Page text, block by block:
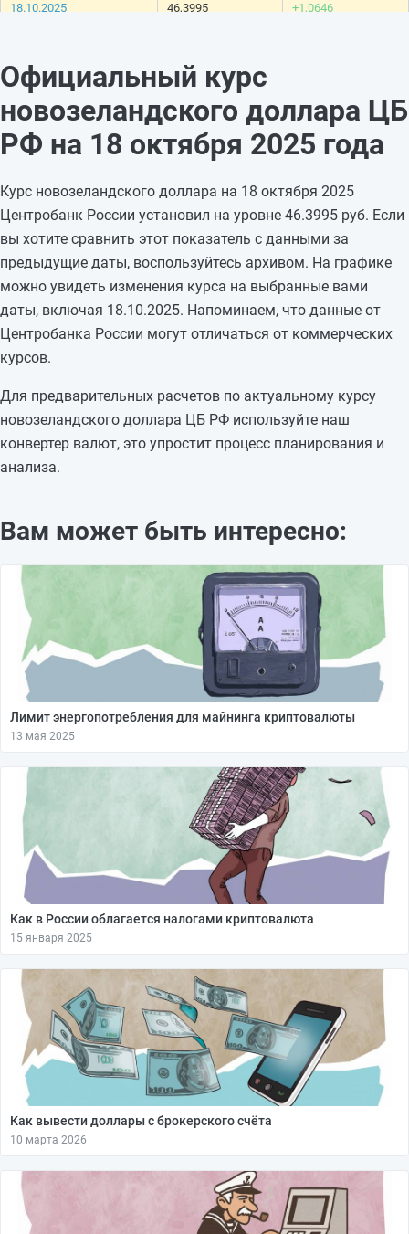
18.10.2025
46,3995
+1,0646
15.10.2025
45,7646
14.10.2025
46,3825
-0,3383
13.10.2025
46,7208
—
12.10.2025
46,7208
—
-0,6085
06.10.2025
47,6682
—
05.10.2025
47,6682
—
04.10.2025
Официальный курс
новозеландского доллара ЦБ
РФ на 18 октября 2025 года
Курс новозеландского доллара на 18 октября 2025
Центробанк России установил на уровне 46.3995 руб. Если
вы хотите сравнить этот показатель с данными за
предыдущие даты, воспользуйтесь архивом. На графике
можно увидеть изменения курса на выбранные вами
даты, включая 18.10.2025. Напоминаем, что данные от
Центробанка России могут отличаться от коммерческих
курсов.
Для предварительных расчетов по актуальному курсу
новозеландского доллара ЦБ РФ используйте наш
конвертер валют, это упростит процесс планирования и
анализа.
Вам может быть интересно:
Лимит энергопотребления для майнинга криптовалюты
13 мая 2025
Как в России облагается налогами криптовалюта
15 января 2025
Как вывести доллары с брокерского счёта
10 марта 2026